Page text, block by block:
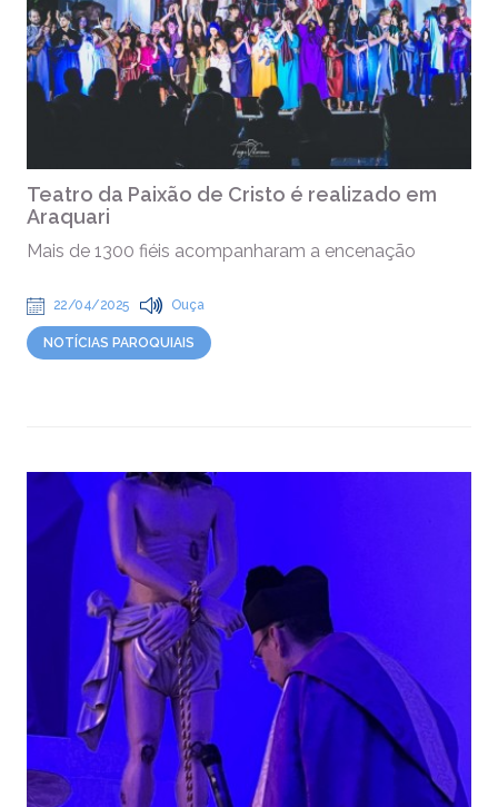
Teatro da Paixão de Cristo é realizado em
Araquari
Mais de 1300 fiéis acompanharam a encenação
22/04/2025 Ouça
NOTÍCIAS PAROQUIAIS